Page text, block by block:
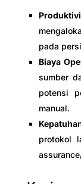
pada
Biaya
sumber
potensi
manual.
protokol